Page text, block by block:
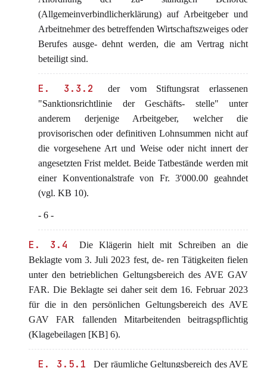
(Allgemeinverbindlicherklärung) auf Arbeitgeber und
Arbeitnehmer des betreffenden Wirtschaftszweiges oder
Berufes ausge- dehnt werden, die am Vertrag nicht
beteiligt sind.
E. 3.3.2
der vom Stiftungsrat erlassenen
"Sanktionsrichtlinie der Geschäfts- stelle" unter
anderem derjenige Arbeitgeber, welcher die
provisorischen oder definitiven Lohnsummen nicht auf
die vorgesehene Art und Weise oder nicht innert der
angesetzten Frist meldet. Beide Tatbestände werden mit
einer Konventionalstrafe von Fr. 3'000.00 geahndet
(vgl. KB 10).
- 6 -
E. 3.4
Die Klägerin hielt mit Schreiben an die
Beklagte vom 3. Juli 2023 fest, de- ren Tätigkeiten fielen
unter den betrieblichen Geltungsbereich des AVE GAV
FAR. Die Beklagte sei daher seit dem 16. Februar 2023
für die in den persönlichen Geltungsbereich des AVE
GAV FAR fallenden Mitarbeitenden beitragspflichtig
(Klagebeilagen [KB] 6).
E. 3.5.1
Der räumliche Geltungsbereich des AVE